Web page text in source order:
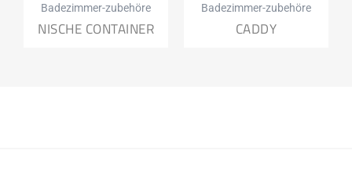
Badezimmer-zubehöre
NISCHE CONTAINER
Badezimmer-zubehöre
CADDY